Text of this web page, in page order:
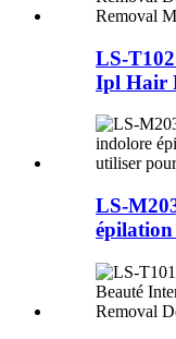
LS-
Ipl Hair
LS-
épilation